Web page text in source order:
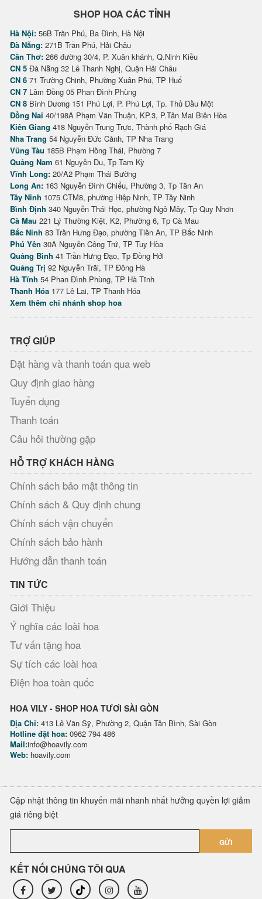
SHOP HOA CÁC TỈNH
Hà Nội: 56B Trần Phú, Ba Đình, Hà Nội
Đà Nẵng: 271B Trần Phú, Hải Châu
Cần Thơ: 266 đường 30/4, P. Xuân khánh, Q.Ninh Kiều
CN 5 Đà Nẵng 32 Lê Thanh Nghị, Quận Hải Châu
CN 6 71 Trường Chinh, Phường Xuân Phú, TP Huế
CN 7 Lâm Đồng 05 Phan Đình Phùng
CN 8 Bình Dương 151 Phú Lợi, P. Phú Lợi, Tp. Thủ Dầu Một
Đồng Nai 40/198A Phạm Văn Thuận, KP.3, P.Tân Mai Biên Hòa
Kiên Giang 418 Nguyễn Trung Trực, Thành phố Rạch Giá
Nha Trang 54 Nguyễn Đức Cảnh, TP Nha Trang
Vũng Tàu 185B Phạm Hồng Thái, Phường 7
Quảng Nam 61 Nguyễn Du, Tp Tam Kỳ
Vĩnh Long: 20/A2 Phạm Thái Bường
Long An: 163 Nguyễn Đình Chiểu, Phường 3, Tp Tân An
Tây Ninh 1075 CTM8, phường Hiệp Ninh, TP Tây Ninh
Bình Định 340 Nguyễn Thái Học, phường Ngô Mây, Tp Quy Nhơn
Cà Mau 221 Lý Thường Kiệt, K2, Phường 6, Tp Cà Mau
Bắc Ninh 83 Trần Hưng Đạo, phường Tiền An, TP Bắc Ninh
Phú Yên 30A Nguyễn Công Trứ, TP Tuy Hòa
Quảng Bình 41 Trần Hưng Đạo, Tp Đồng Hới
Quảng Trị 92 Nguyễn Trãi, TP Đông Hà
Hà Tĩnh 54 Phan Đình Phùng, TP Hà Tĩnh
Thanh Hóa 177 Lê Lai, TP Thanh Hóa
Xem thêm chi nhánh shop hoa
TRỢ GIÚP
Đặt hàng và thanh toán qua web
Quy định giao hàng
Tuyển dụng
Thanh toán
Câu hỏi thường gặp
HỖ TRỢ KHÁCH HÀNG
Chính sách bảo mật thông tin
Chính sách & Quy định chung
Chính sách vận chuyển
Chính sách bảo hành
Hướng dẫn thanh toán
TIN TỨC
Giới Thiệu
Ý nghĩa các loài hoa
Tư vấn tặng hoa
Sự tích các loài hoa
Điện hoa toàn quốc
HOA VILY - SHOP HOA TƯƠI SÀI GÒN
Địa Chỉ: 413 Lê Văn Sỹ, Phường 2, Quận Tân Bình, Sài Gòn
Hotline đặt hoa: 0962 794 486
Mail:info@hoavily.com
Web: hoavily.com
Cập nhật thông tin khuyến mãi nhanh nhất hưởng quyền lợi giảm
giá riêng biệt
GỬI
KẾT NỐI CHÚNG TÔI QUA